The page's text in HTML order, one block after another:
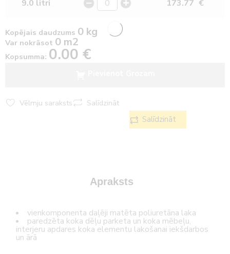
9.0 litri 173.77 €
Kopējais daudzums 0 kg
Var nokrāsot 0 m2
Kopsumma: 0.00 €
Vēlmju saraksts
Salīdzināt
Salīdzināt
Apraksts
vienkomponenta daļēji matēta poliuretāna laka
paredzēta koka dēļu parketa un koka mēbeļu,
interjeru apdares koka elementu lakošanai iekšdarbos
un ārā